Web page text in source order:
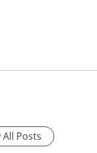
All Posts